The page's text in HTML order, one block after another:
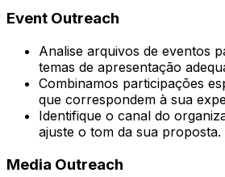
Event Outreach
Analise arquivos de eventos
temas de apresentação
Combinamos participações
que correspondem à sua
Identifique o canal do
ajuste o tom da sua proposta.
Media Outreach